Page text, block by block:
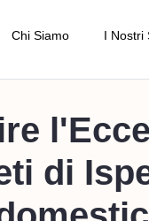
Chi Siamo
I Nostri Standard di
I Nostri
di